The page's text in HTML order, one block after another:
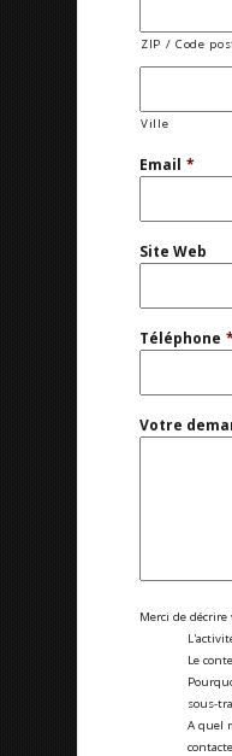
ZIP / Code
Ville
Email *
Site Web
Téléphone
Votre
Merci de
Le
sous-
A quel